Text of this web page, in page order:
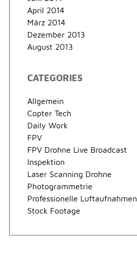
April 2014
März 2014
Dezember 2013
August 2013
CATEGORIES
Allgemein
Copter Tech
Daily Work
FPV
FPV Drohne Live Broadcast
Inspektion
Laser Scanning Drohne
Photogrammetrie
Professionelle Luftaufnahmen
Stock Footage